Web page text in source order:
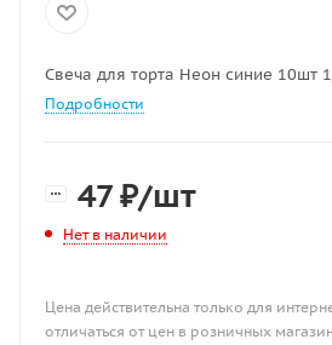
Свеча для торта Неон синие 10шт
Подробности
47₽/шт
Нет в наличии
Цена действительна только для
отличаться от цен в розничных